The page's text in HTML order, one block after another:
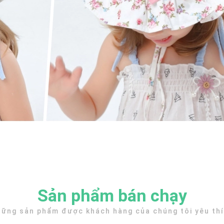
Sản phẩm bán chạy
sản phẩm được khách hàng của chúng tôi yêu